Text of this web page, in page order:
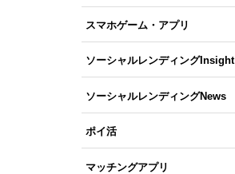
スマホゲーム・アプリ
ソーシャルレンディングInsight
ソーシャルレンディングNews
ポイ活
マッチングアプリ